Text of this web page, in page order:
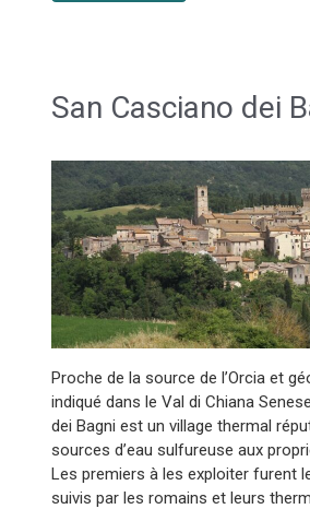
San Casciano dei
Proche de la source de l’Orcia et
indiqué dans le Val di Chiana
dei Bagni est un village thermal
sources d’eau sulfureuse aux
Les premiers à les exploiter furent
suivis par les romains et leurs